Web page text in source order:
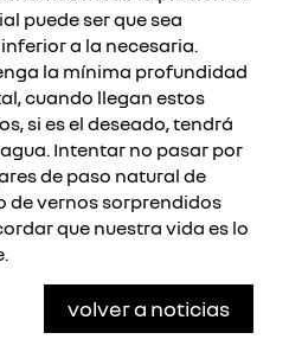
puede ser que sea
a la necesaria.
la mínima profundidad
cuando llegan estos
si es el deseado, tendrá
Intentar no pasar por
de paso natural de
de vernos sorprendidos
que nuestra vida es lo
volver a noticias